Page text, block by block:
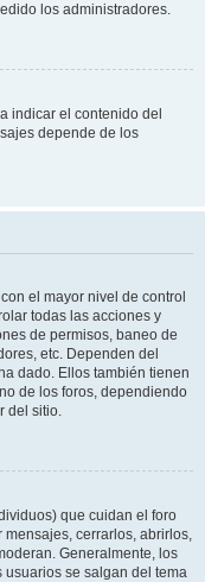
los administradores.
indicar el contenido del
depende de los
el mayor nivel de control
todas las acciones y
de permisos, baneo de
etc. Dependen del
dado. Ellos también tienen
de los foros, dependiendo
del sitio.
que cuidan el foro
cerrarlos, abrirlos,
Generalmente, los
se salgan del tema